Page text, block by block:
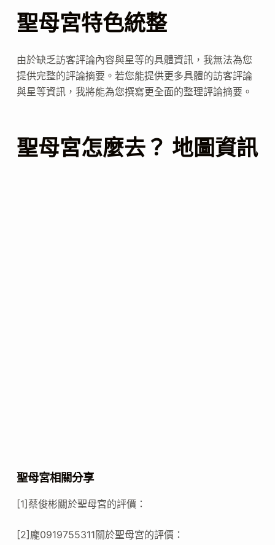
聖母宮特色統整
由於缺乏訪客評論內容與星等的具體資訊，我無法為您
提供完整的評論摘要。若您能提供更多具體的訪客評論
與星等資訊，我將能為您撰寫更全面的整理評論摘要。
聖母宮怎麼去？ 地圖資訊
聖母宮相關分享
[1]蔡俊彬關於聖母宮的評價：
[2]龐0919755311關於聖母宮的評價：